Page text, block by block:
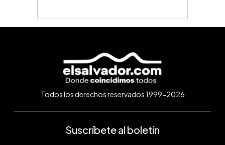
Todos los derechos reservados 1999-2026
Suscríbete al boletín